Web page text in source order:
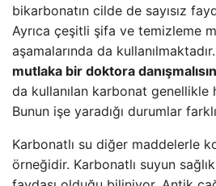
bikarbonatın cilde de sayısız
Ayrıca çeşitli şifa ve temizleme
aşamalarında da kullanılmaktadır.
mutlaka bir doktora
da kullanılan karbonat genellikle
Bunun işe yaradığı durumlar
Karbonatlı su diğer maddelerle
örneğidir. Karbonatlı suyun